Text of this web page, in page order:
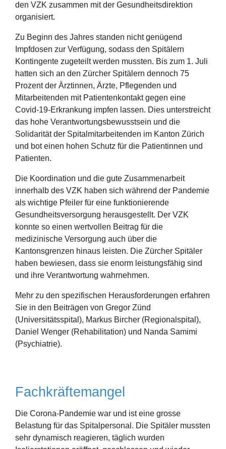
den VZK zusammen mit der Gesundheitsdirektion
organisiert.
Zu Beginn des Jahres standen nicht genügend
Impfdosen zur Verfügung, sodass den Spitälern
Kontingente zugeteilt werden mussten. Bis zum 1. Juli
hatten sich an den Zürcher Spitälern dennoch 75
Prozent der Ärztinnen, Ärzte, Pflegenden und
Mitarbeitenden mit Patientenkontakt gegen eine
Covid-19-Erkrankung impfen lassen. Dies unterstreicht
das hohe Verantwortungsbewusstsein und die
Solidarität der Spitalmitarbeitenden im Kanton Zürich
und bot einen hohen Schutz für die Patientinnen und
Patienten.
Die Koordination und die gute Zusammenarbeit
innerhalb des VZK haben sich während der Pandemie
als wichtige Pfeiler für eine funktionierende
Gesundheitsversorgung herausgestellt. Der VZK
konnte so einen wertvollen Beitrag für die
medizinische Versorgung auch über die
Kantonsgrenzen hinaus leisten. Die Zürcher Spitäler
haben bewiesen, dass sie enorm leistungsfähig sind
und ihre Verantwortung wahrnehmen.
Mehr zu den spezifischen Herausforderungen erfahren
Sie in den Beiträgen von Gregor Zünd
(Universitätsspital), Markus Bircher (Regionalspital),
Daniel Wenger (Rehabilitation) und Nanda Samimi
(Psychiatrie).
Fachkräftemangel
Die Corona-Pandemie war und ist eine grosse
Belastung für das Spitalpersonal. Die Spitäler mussten
sehr dynamisch reagieren, täglich wurden